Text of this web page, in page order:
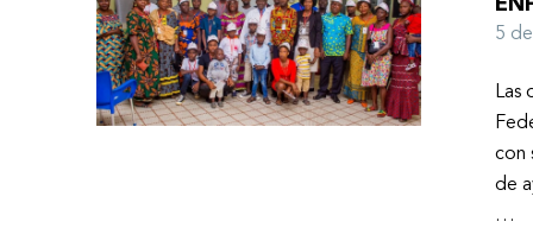
Ayuda Humanitaria de la Federación Mundial de
Hemofilia (FMH) cuando Fendi encontró la
esperanza de una vida mejor.
5
Las
con
de
…